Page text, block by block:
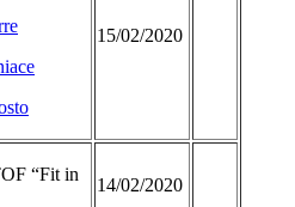
15/02/2020
“Fit in
14/02/2020